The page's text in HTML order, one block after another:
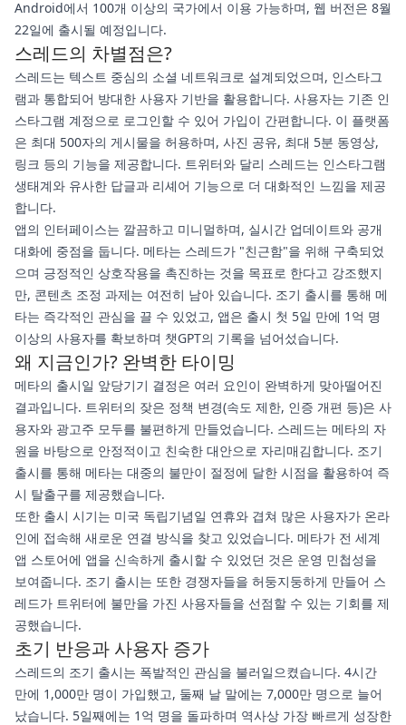
Android에서 100개 이상의 국가에서 이용 가능하며, 웹 버전은 8월
22일에 출시될 예정입니다.
스레드의 차별점은?
스레드는 텍스트 중심의 소셜 네트워크로 설계되었으며, 인스타그
램과 통합되어 방대한 사용자 기반을 활용합니다. 사용자는 기존 인
스타그램 계정으로 로그인할 수 있어 가입이 간편합니다. 이 플랫폼
은 최대 500자의 게시물을 허용하며, 사진 공유, 최대 5분 동영상,
링크 등의 기능을 제공합니다. 트위터와 달리 스레드는 인스타그램
생태계와 유사한 답글과 리셰어 기능으로 더 대화적인 느낌을 제공
합니다.
앱의 인터페이스는 깔끔하고 미니멀하며, 실시간 업데이트와 공개
대화에 중점을 둡니다. 메타는 스레드가 "친근함"을 위해 구축되었
으며 긍정적인 상호작용을 촉진하는 것을 목표로 한다고 강조했지
만, 콘텐츠 조정 과제는 여전히 남아 있습니다. 조기 출시를 통해 메
타는 즉각적인 관심을 끌 수 있었고, 앱은 출시 첫 5일 만에 1억 명
이상의 사용자를 확보하며 챗GPT의 기록을 넘어섰습니다.
왜 지금인가? 완벽한 타이밍
메타의 출시일 앞당기기 결정은 여러 요인이 완벽하게 맞아떨어진
결과입니다. 트위터의 잦은 정책 변경(속도 제한, 인증 개편 등)은 사
용자와 광고주 모두를 불편하게 만들었습니다. 스레드는 메타의 자
원을 바탕으로 안정적이고 친숙한 대안으로 자리매김합니다. 조기
출시를 통해 메타는 대중의 불만이 절정에 달한 시점을 활용하여 즉
시 탈출구를 제공했습니다.
또한 출시 시기는 미국 독립기념일 연휴와 겹쳐 많은 사용자가 온라
인에 접속해 새로운 연결 방식을 찾고 있었습니다. 메타가 전 세계
앱 스토어에 앱을 신속하게 출시할 수 있었던 것은 운영 민첩성을
보여줍니다. 조기 출시는 또한 경쟁자들을 허둥지둥하게 만들어 스
레드가 트위터에 불만을 가진 사용자들을 선점할 수 있는 기회를 제
공했습니다.
초기 반응과 사용자 증가
스레드의 조기 출시는 폭발적인 관심을 불러일으켰습니다. 4시간
만에 1,000만 명이 가입했고, 둘째 날 말에는 7,000만 명으로 늘어
났습니다. 5일째에는 1억 명을 돌파하며 역사상 가장 빠르게 성장한